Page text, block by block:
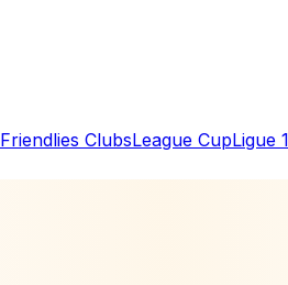
Friendlies ClubsLeague CupLigue 1